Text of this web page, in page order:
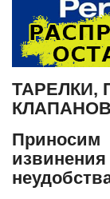
ТАРЕЛКИ,
КЛАПАНОВ
Приносим
извинения